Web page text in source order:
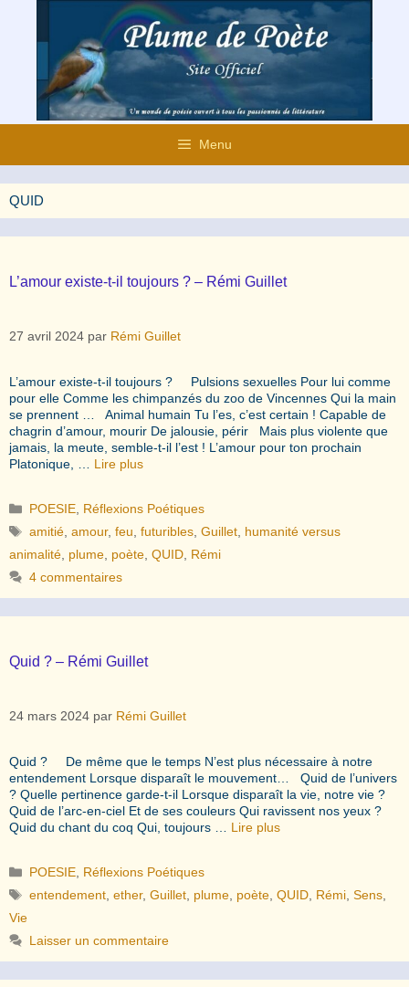
contenu
Menu
QUID
L’amour existe-t-il toujours ? – Rémi Guillet
27 avril 2024 par Rémi Guillet
L’amour existe-t-il toujours ? Pulsions sexuelles Pour lui comme
pour elle Comme les chimpanzés du zoo de Vincennes Qui la main
se prennent … Animal humain Tu l’es, c’est certain ! Capable de
chagrin d’amour, mourir De jalousie, périr Mais plus violente que
jamais, la meute, semble-t-il l’est ! L’amour pour ton prochain
Platonique, … Lire plus
Catégories
POESIE Réflexions Poétiques
Étiquettes
amitié ,amour,feu ,futuribles ,Guillet humanité versus
animalité plume poète QUID Rémi
4 commentaires
Quid ? – Rémi Guillet
24 mars 2024 par Rémi Guillet
Quid ? De même que le temps N’est plus nécessaire à notre
entendement Lorsque disparaît le mouvement… Quid de l’univers
? Quelle pertinence garde-t-il Lorsque disparaît la vie, notre vie ?
Quid de l’arc-en-ciel Et de ses couleurs Qui ravissent nos yeux ?
Quid du chant du coq Qui, toujours … Lire plus
Catégories
POESIE Réflexions Poétiques
Étiquettes
entendement ,ether,Guillet plume poète ,QUID Rémi ,Sens
Vie
Laisser un commentaire